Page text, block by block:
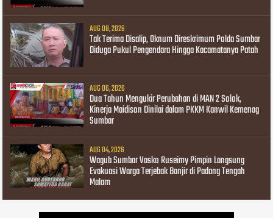
AUG 08, 2026
Tak Terima Disalip, Oknum Direskrimum Polda Sumbar
Diduga Pukul Pengendara Hingga Kacamatanya Patah
AUG 06, 2026
Dua Tahun Mengukir Perubahan di MAN 2 Solok,
Kinerja Maidison Dinilai dalam PKKM Kanwil Kemenag
Sumbar
AUG 04, 2026
Wagub Sumbar Vasko Ruseimy Pimpin Langsung
Evakuasi Warga Terjebak Banjir di Padang Tengah
Malam